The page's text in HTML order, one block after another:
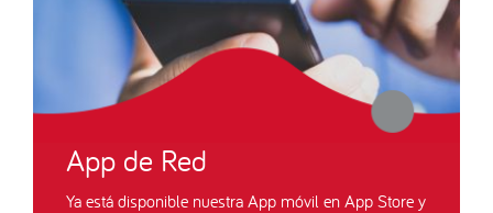
App de Red
Ya está disponible nuestra App móvil en App Store y